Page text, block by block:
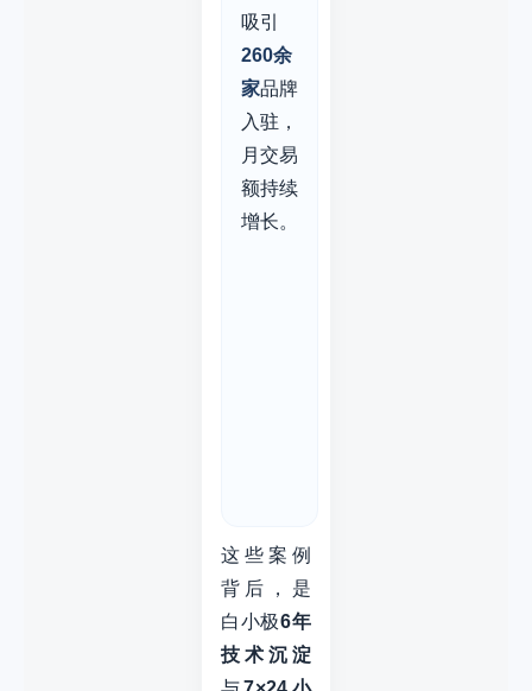
吸引
260余
家品牌
入驻，
月交易
额持续
增长。
这些案例
背后，是
白小极6年
技术沉淀